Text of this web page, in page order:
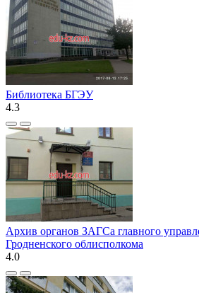
Библиотека БГЭУ
4.3
Архив органов ЗАГСа главного
Гродненского облисполкома
4.0